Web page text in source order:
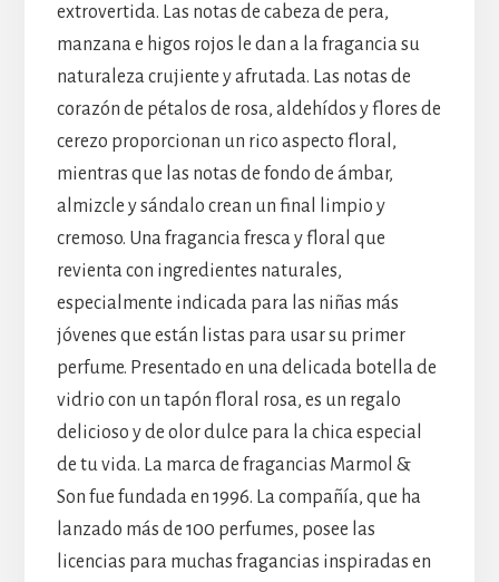
extrovertida. Las notas de cabeza de pera,
manzana e higos rojos le dan a la fragancia su
naturaleza crujiente y afrutada. Las notas de
corazón de pétalos de rosa, aldehídos y flores de
cerezo proporcionan un rico aspecto floral,
mientras que las notas de fondo de ámbar,
almizcle y sándalo crean un final limpio y
cremoso. Una fragancia fresca y floral que
revienta con ingredientes naturales,
especialmente indicada para las niñas más
jóvenes que están listas para usar su primer
perfume. Presentado en una delicada botella de
vidrio con un tapón floral rosa, es un regalo
delicioso y de olor dulce para la chica especial
de tu vida. La marca de fragancias Marmol &
Son fue fundada en 1996. La compañía, que ha
lanzado más de 100 perfumes, posee las
licencias para muchas fragancias inspiradas en